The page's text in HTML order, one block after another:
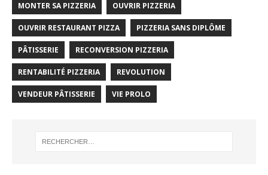
MONTER SA PIZZERIA OUVRIR PIZZERIA
OUVRIR RESTAURANT PIZZA PIZZERIA SANS DIPLÔME
PÂTISSERIE RECONVERSION PIZZERIA
RENTABILITÉ PIZZERIA REVOLUTION
VENDEUR PÂTISSERIE VIE PROLO